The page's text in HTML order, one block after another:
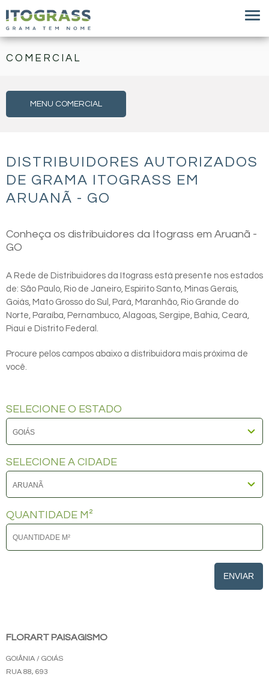
COMERCIAL
MENU COMERCIAL
DISTRIBUIDORES AUTORIZADOS
DE GRAMA ITOGRASS EM
ARUANÃ - GO
Conheça os distribuidores da Itograss em Aruanã -
GO
A Rede de Distribuidores da Itograss está presente nos estados
de: São Paulo, Rio de Janeiro, Espirito Santo, Minas Gerais,
Goiás, Mato Grosso do Sul, Pará, Maranhão, Rio Grande do
Norte, Paraíba, Pernambuco, Alagoas, Sergipe, Bahia, Ceará,
Piauí e Distrito Federal.
Procure pelos campos abaixo a distribuidora mais próxima de
você.
SELECIONE O ESTADO
SELECIONE A CIDADE
QUANTIDADE M²
ENVIAR
FLORART PAISAGISMO
GOIÂNIA / GOIÁS
RUA 88, 693